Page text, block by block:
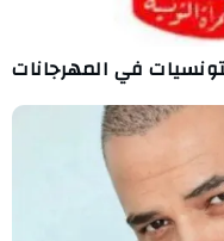
في المهرجانات